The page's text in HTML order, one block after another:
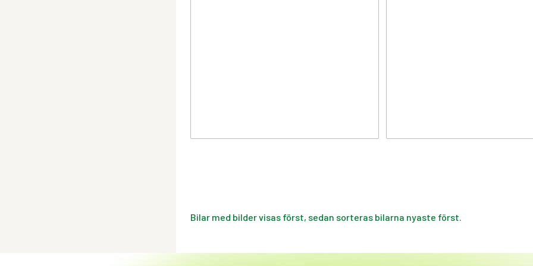
Bilar med bilder visas först, sedan sorteras bilarna nyaste först.